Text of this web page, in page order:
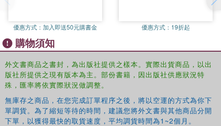
優惠方式： 加入即送50元購書金 優惠方式： 19折起
購物須知
外文書商品之書封，為出版社提供之樣本。實際出貨商品，以出
版社所提供之現有版本為主。部份書籍，因出版社供應狀況特
殊，匯率將依實際狀況做調整。
無庫存之商品，在您完成訂單程序之後，將以空運的方式為你下
單調貨。為了縮短等待的時間，建議您將外文書與其他商品分開
下單，以獲得最快的取貨速度，平均調貨時間為1~2個月。